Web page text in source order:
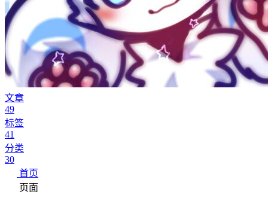
文章
49
标签
41
分类
30
首页
页面